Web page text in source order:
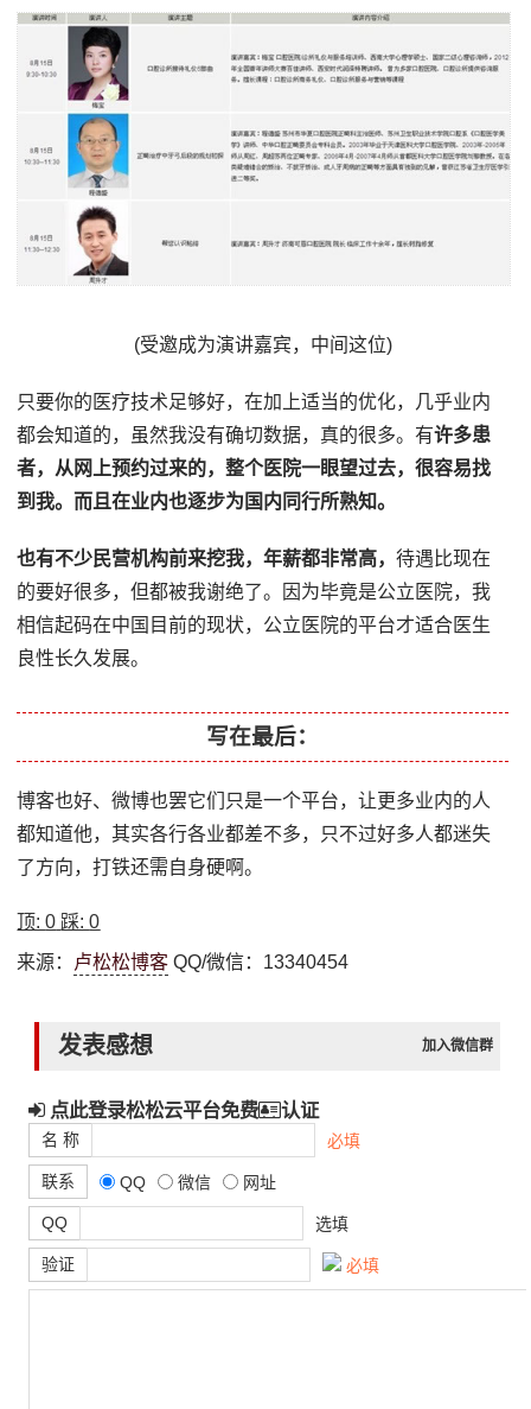
(受邀成为演讲嘉宾，中间这位)
只要你的医疗技术足够好，在加上适当的优化，几乎业内
都会知道的，虽然我没有确切数据，真的很多。有许多患
者，从网上预约过来的，整个医院一眼望过去，很容易找
到我。而且在业内也逐步为国内同行所熟知。
也有不少民营机构前来挖我，年薪都非常高，待遇比现在
的要好很多，但都被我谢绝了。因为毕竟是公立医院，我
相信起码在中国目前的现状，公立医院的平台才适合医生
良性长久发展。
写在最后：
博客也好、微博也罢它们只是一个平台，让更多业内的人
都知道他，其实各行各业都差不多，只不过好多人都迷失
了方向，打铁还需自身硬啊。
顶:0 踩:0
来源： 卢松松博客 QQ/微信：13340454
发表感想 加入微信群
点此登录松松云平台免费 认证
名 称 必填
联系 QQ 微信 网址
QQ 选填
验证 必填